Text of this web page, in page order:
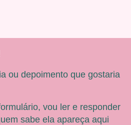
ou depoimento que gostaria
vou ler e responder
sabe ela apareça aqui